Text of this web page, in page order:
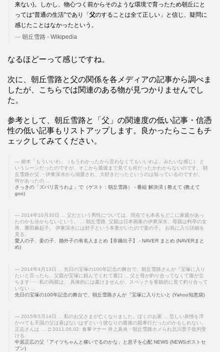
来ない)。しかし、物心つく前からそのような環境で育ったため朝丘にと
っては“普通の生活”であり「 父のすることは全て正しい」と信じ、疑問に
感じたことはなかったという。
朝丘雪路 - Wikipedia
なるほどーって感じですね。
次に、朝丘雪路と父の関係を各メディアの記事から調べま
したが、こちらでは関連のある物が見つかりませんでし
た。
参考として、朝丘雪路と「父」の関連度の低い記事・信憑
性の低い記事もリストアップします。良かったらここもチ
ェックしてみてください。
細木「もういいわ」（もうわかったから言わなくてもいいわよ、みたいな感じ） と
いうシーンだったのですが、そこから最後まで見ても何だったかわからないのです。 朝
丘雪路が父 ・伊東深水から溺愛され、大好きだったというのは知っているのですが、
何があったの ...
さっきの「ズバリ言うわよ」で（ゲスト：朝丘雪路） - 番組 解決済 | 教えて (教えて
goo)
2014年10月30日 ... 父だという男性については、現在でも本名もどこに家庭があっ
たのかも分からないという。 ... 朝丘雪路. 父親は日本画家の伊東深水、母親は料亭の女
将、勝田麻起子。 伊東深水には好子という本妻がいたので妾の子。 お気に入り詳細を
見る.
愛人の子、妾の子、婚外子の有名人まとめ【非嫡出子】 - NAVER まとめ (NAVERまと
め)
2014年4月13日 ... 先日の宝塚の100年記念の舞台で、朝丘雪路さんが『宝塚に入り
たいと言ったら、父親が宝塚に頼んでくれて裏口 ... 父と母が釣り合ってなくて腹が立
ちます‥‥私の両親は、 具体的には書けませんが、スペックを客観的に見て釣り合って
いない ...
先日の宝塚の100年記念の舞台で、朝丘雪路さんが『宝塚に入りたいと (Yahoo知恵袋)
2015年5月14日 ... 私のお父さまが亡くなりました。ぼくのお家 ... 悲しい表情を浮
かべても天国の父は喜ばないはずという彼なりの最後の親孝行だったのかもしれない。
正志さんは .... □ 2011.06.02: 食事マナー 井上真央・朝丘雪路ホメられ北川景子批判受
ける.
中居正広の父「アイツちゃんと稼いでるのかな」と息子を心配 NEWS (NEWSポストセ
ブン)